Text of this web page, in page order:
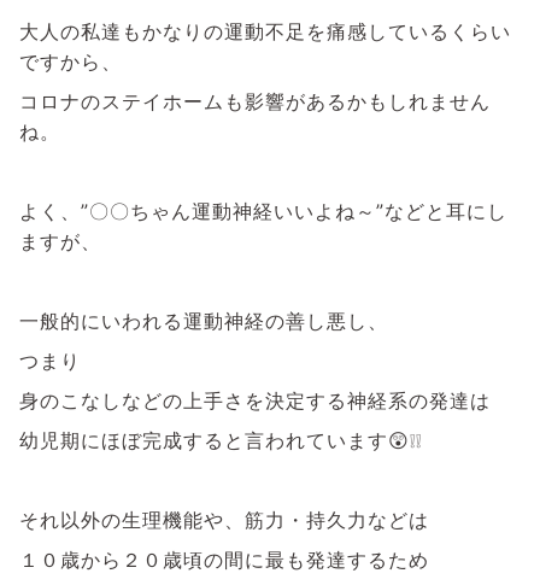
大人の私達もかなりの運動不足を痛感しているくらい
ですから、
コロナのステイホームも影響があるかもしれません
ね。
よく、”〇〇ちゃん運動神経いいよね～”などと耳にし
ますが、
一般的にいわれる運動神経の善し悪し、
つまり
身のこなしなどの上手さを決定する神経系の発達は
幼児期にほぼ完成すると言われています😲❕❕
それ以外の生理機能や、筋力・持久力などは
１０歳から２０歳頃の間に最も発達するため